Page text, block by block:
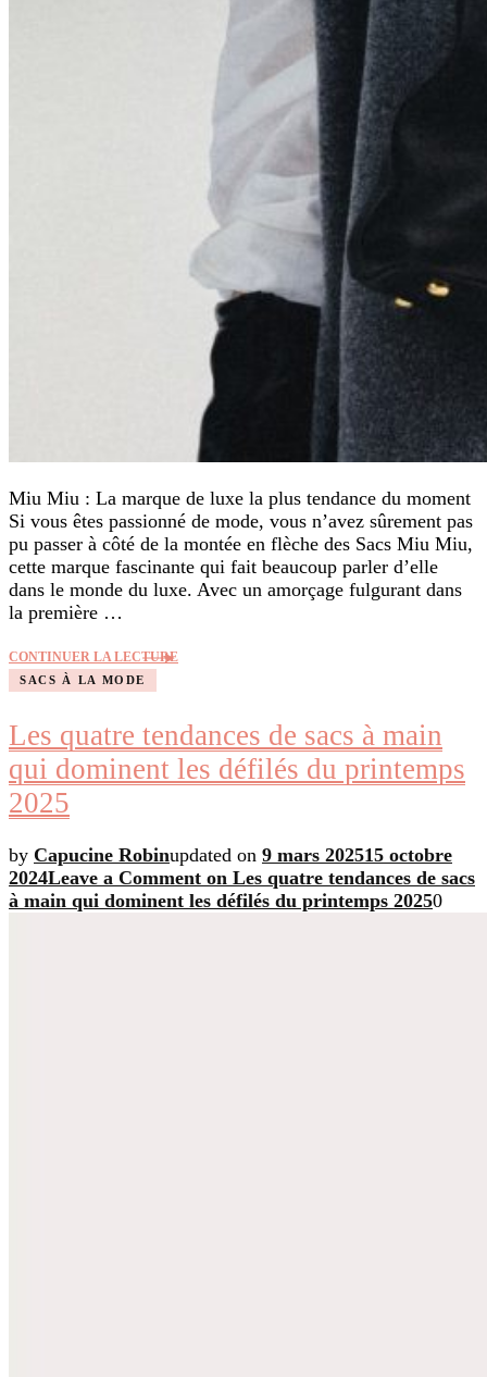
Miu Miu : La marque de luxe la plus tendance du moment
Si vous êtes passionné de mode, vous n’avez sûrement pas
pu passer à côté de la montée en flèche des Sacs Miu Miu,
cette marque fascinante qui fait beaucoup parler d’elle
dans le monde du luxe. Avec un amorçage fulgurant dans
la première …
CONTINUER LA LECTURE
SACS À LA MODE
Les quatre tendances de sacs à main
qui dominent les défilés du printemps
2025
by Capucine Robinupdated on 9 mars 202515 octobre
2024Leave a Comment on Les quatre tendances de sacs
à main qui dominent les défilés du printemps 20250